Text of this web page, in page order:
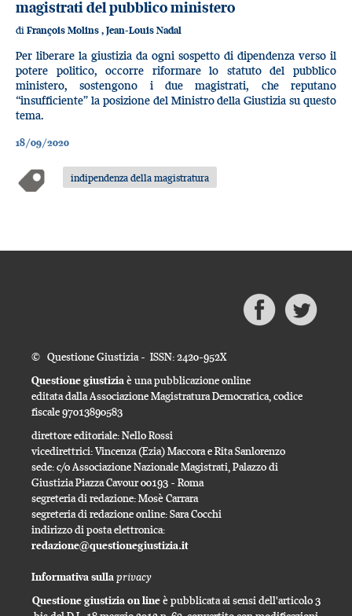
magistrati del pubblico ministero
di François Molins , Jean-Louis Nadal
Per liberare la giustizia da ogni sospetto di dipendenza verso il
potere politico, occorre riformare lo statuto del pubblico
ministero, sostengono i due magistrati, che reputano
“insufficiente” la posizione del Ministro della Giustizia su questo
tema.
18/09/2020
indipendenza della magistratura
© Questione Giustizia - ISSN: 2420-952X
Questione giustiziaè una pubblicazione online
editata dalla Associazione Magistratura Democratica, codice
fiscale 97013890583
direttore editoriale: Nello Rossi
vicedirettrici: Vincenza (Ezia) Maccora e Rita Sanlorenzo
sede: c/o Associazione Nazionale Magistrati, Palazzo di
Giustizia Piazza Cavour 00193 - Roma
segreteria di redazione: Mosè Carrara
segreteria di redazione online: Sara Cocchi
indirizzo di posta elettronica:
redazione@questionegiustizia.it
Informativa sullaprivacy
Questione giustizia on lineè pubblicata ai sensi dell'articolo 3